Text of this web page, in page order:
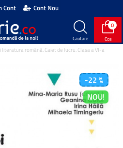
Cont Cont Nou
0
literatura română. Caiet de lucru. Clasa a VI-a
NOU!
-22 %